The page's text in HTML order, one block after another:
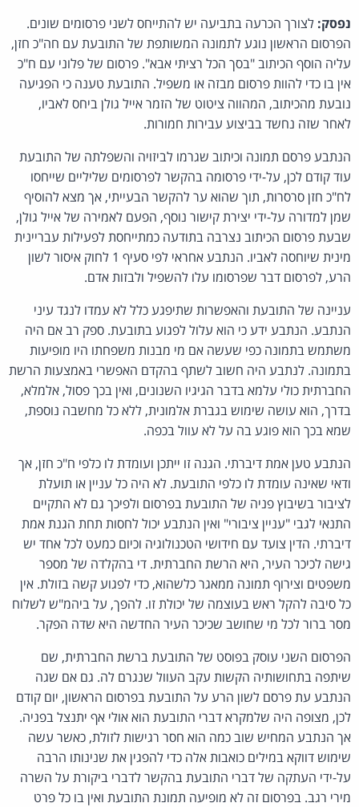
נפסק: לצורך הכרעה בתביעה יש להתייחס לשני פרסומים שונים.
הפרסום הראשון נוגע לתמונה המשותפת של התובעת עם חה"כ חזן,
עליה הוסף הכיתוב "בסך הכל רציתי אבא". פרסום של פלוני עם ח"כ
אין בו כדי להוות פרסום מבזה או משפיל. התובעת טענה כי הפגיעה
נובעת מהכיתוב, המהווה ציטוט של הזמר אייל גולן ביחס לאביו,
לאחר שזה נחשד בביצוע עבירות חמורות.
הנתבע פרסם תמונה וכיתוב שגרמו לביזויה והשפלתה של התובעת
עוד קודם לכן, על-ידי פרסומה בהקשר לפרסומים שליליים שייחסו
לח"כ חזן סרסרות, תוך שהוא ער להקשר הבעייתי, אך מצא להוסיף
שמן למדורה על-ידי יצירת קישור נוסף, הפעם לאמירה של אייל גולן,
שבעת פרסום הכיתוב נצרבה בתודעה כמתייחסת לפעילות עבריינית
מינית שיוחסה לאביו. הנתבע אחראי לפי סעיף 1 לחוק איסור לשון
הרע, לפרסום דבר שפרסומו עלו להשפיל ולבזות אדם.
עניינה של התובעת והאפשרות שתיפגע כלל לא עמדו לנגד עיני
הנתבע. הנתבע ידע כי הוא עלול לפגוע בתובעת. ספק רב אם היה
משתמש בתמונה כפי שעשה אם מי מבנות משפחתו היו מופיעות
בתמונה. לנתבע היה חשוב לשתף בהקדם האפשרי באמצעות הרשת
החברתית כולי עלמא בדבר הגיגיו השנונים, ואין בכך פסול, אלמלא,
בדרך, הוא עושה שימוש בגברת אלמונית, ללא כל מחשבה נוספת,
שמא בכך הוא פוגע בה על לא עוול בכפה.
הנתבע טען אמת דיברתי. הגנה זו ייתכן ועומדת לו כלפי ח"כ חזן, אך
ודאי שאינה עומדת לו כלפי התובעת. לא היה כל עניין או תועלת
לציבור בשיבוץ פניה של התובעת בפרסום ולפיכך גם לא התקיים
התנאי לגבי "עניין ציבורי" ואין הנתבע יכול לחסות תחת הגנת אמת
דיברתי. הדין צועד עם חידושי הטכנולוגיה וכיום כמעט לכל אחד יש
גישה לכיכר העיר, היא הרשת החברתית. די בהקלדה של מספר
משפטים וצירוף תמונה ממאגר כלשהוא, כדי לפגוע קשה בזולת. אין
כל סיבה להקל ראש בעוצמה של יכולת זו. להפך, על ביהמ"ש לשלוח
מסר ברור לכל מי שחושב שכיכר העיר החדשה היא שדה הפקר.
הפרסום השני עוסק בפוסט של התובעת ברשת החברתית, שם
שיתפה בתחושותיה הקשות עקב העוול שנגרם לה. גם אם שגה
הנתבע עת פרסם לשון הרע על התובעת בפרסום הראשון, יום קודם
לכן, מצופה היה שלמקרא דברי התובעת הוא אולי אף יתנצל בפניה.
אך הנתבע המחיש שוב כמה הוא חסר רגישות לזולת, כאשר עשה
שימוש דווקא במילים כואבות אלה כדי להפגין את שנינותו הרבה
על-ידי העתקה של דברי התובעת בהקשר לדברי ביקורת על השרה
מירי רגב. בפרסום זה לא מופיעה תמונת התובעת ואין בו כל פרט